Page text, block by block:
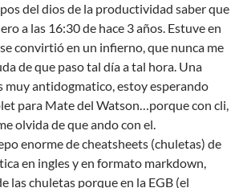
del dios de la productividad saber que
a las 16:30 de hace 3 años. Estuve en
convirtió en un infierno, que nunca me
de que paso tal día a tal hora. Una
muy antidogmatico, estoy esperando
para Mate del Watson…porque con cli,
olvida de que ando con el.
enorme de cheatsheets (chuletas) de
en ingles y en formato markdown,
las chuletas porque en la EGB (el